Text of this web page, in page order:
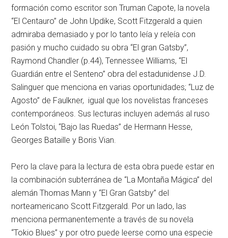
formación como escritor son Truman Capote, la novela
“El Centauro” de John Updike, Scott Fitzgerald a quien
admiraba demasiado y por lo tanto leía y releía con
pasión y mucho cuidado su obra “El gran Gatsby”,
Raymond Chandler (p.44), Tennessee Williams, “El
Guardián entre el Senteno” obra del estadunidense J.D.
Salinguer que menciona en varias oportunidades; “Luz de
Agosto” de Faulkner, igual que los novelistas franceses
contemporáneos. Sus lecturas incluyen además al ruso
León Tolstoi, “Bajo las Ruedas” de Hermann Hesse,
Georges Bataille y Boris Vian.
Pero la clave para la lectura de esta obra puede estar en
la combinación subterránea de “La Montaña Mágica” del
alemán Thomas Mann y “El Gran Gatsby” del
norteamericano Scott Fitzgerald. Por un lado, las
menciona permanentemente a través de su novela
“Tokio Blues” y por otro puede leerse como una especie